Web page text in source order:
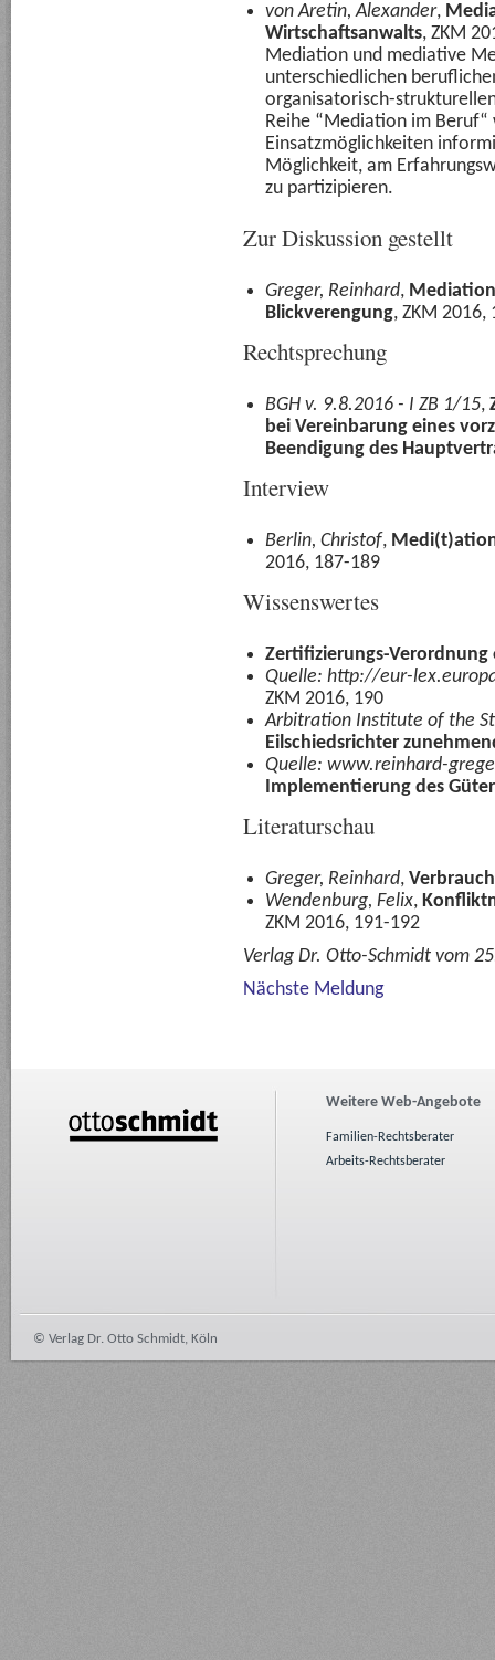
von Aretin, Alexander,
Wirtschaftsanwalts, ZKM
Mediation und mediative
unterschiedlichen
organisatorisch-
Reihe “Mediation im
Einsatzmöglichkeiten
Möglichkeit, am
zu partizipieren.
Zur Diskussion gestellt
Greger, Reinhard,
Blickverengung, ZKM 2016,
Rechtsprechung
BGH v. 9.8.2016 - I ZB 1/15,
bei Vereinbarung eines
Beendigung des
Interview
Berlin, Christof,
2016, 187-189
Wissenswertes
Zertifizierungs-Verordnung
Quelle: http://eur-
ZKM 2016, 190
Arbitration Institute of the
Eilschiedsrichter
Quelle: www.reinhard-
Implementierung des
Literaturschau
Greger, Reinhard,
Wendenburg, Felix,
ZKM 2016, 191-192
Verlag Dr. Otto-Schmidt vom
Nächste Meldung
Weitere Web-Angebote
Familien-Rechtsberater
Arbeits-Rechtsberater
© Verlag Dr. Otto Schmidt, Köln